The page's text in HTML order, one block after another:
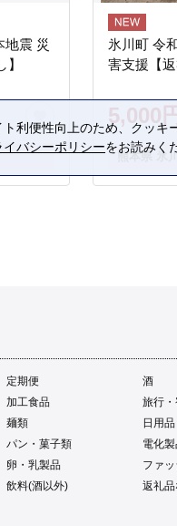
地震 災
氷川町 令
害支援【返
5,000
熊本県 氷
定期便
酒
加工食品
旅行
麺類
日用
パン・菓子類
電化
卵・乳製品
ファ
飲料(酒以外) 返礼品
利便性向上のため、クッ
イバシーポリシーをお読みく